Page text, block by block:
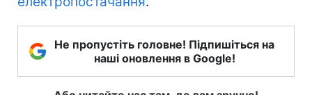
Не пропустіть головне! Підпишіться на
наші оновлення в Google!